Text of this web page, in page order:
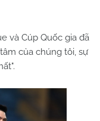
và Cúp Quốc gia đã
của chúng tôi, sự